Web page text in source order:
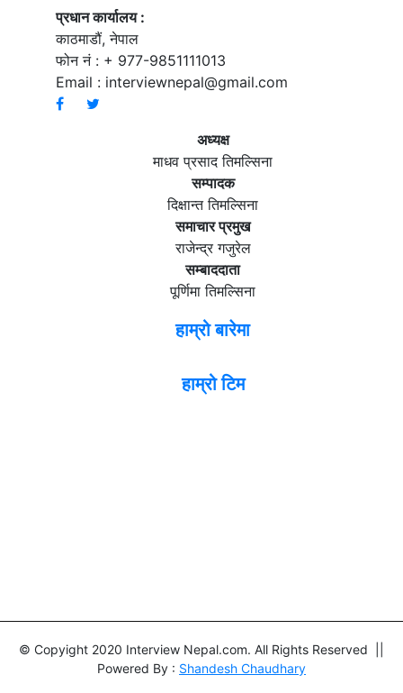
प्रधान कार्यालय :
काठमाडौं, नेपाल
फोन नं : + 977-9851111013
Email : interviewnepal@gmail.com
अध्यक्ष
माधव प्रसाद तिमल्सिना
सम्पादक
दिक्षान्त तिमल्सिना
समाचार प्रमुख
राजेन्द्र गजुरेल
सम्बाददाता
पूर्णिमा तिमल्सिना
हाम्रो बारेमा
हाम्रो टिम
© Copyight 2020 Interview Nepal.com. All Rights Reserved ||
Powered By : Shandesh Chaudhary